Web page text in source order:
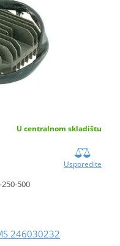
U centralnom skladištu
Usporedite
250-500
246030232